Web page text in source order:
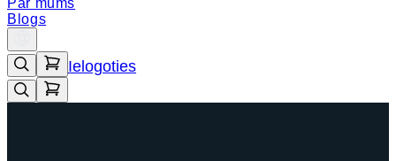
Par mums
Blogs
Ielogoties